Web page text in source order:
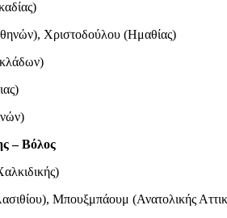
Χριστοδούλου (Ημαθίας)
– Βόλος
Μπουξμπάουμ (Ανατολικής